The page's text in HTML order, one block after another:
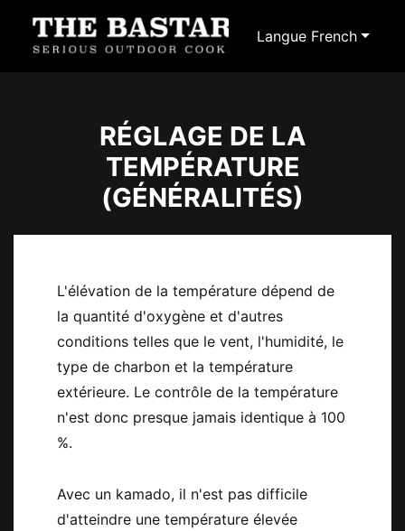
RÉGLAGE DE LA
TEMPÉRATURE
(GÉNÉRALITÉS)
L'élévation de la température dépend de
la quantité d'oxygène et d'autres
conditions telles que le vent, l'humidité, le
type de charbon et la température
extérieure. Le contrôle de la température
n'est donc presque jamais identique à 100
%.
Avec un kamado, il n'est pas difficile
d'atteindre une température élevée
Langue French